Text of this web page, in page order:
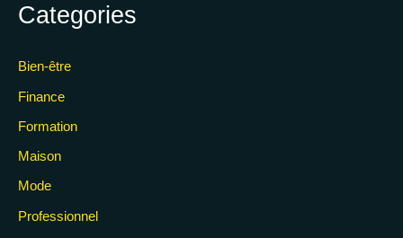
Categories
Bien-être
Finance
Formation
Maison
Mode
Professionnel